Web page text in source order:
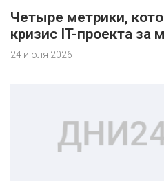
Четыре метрики,
кризис IT-проекта за
24 июля 2026